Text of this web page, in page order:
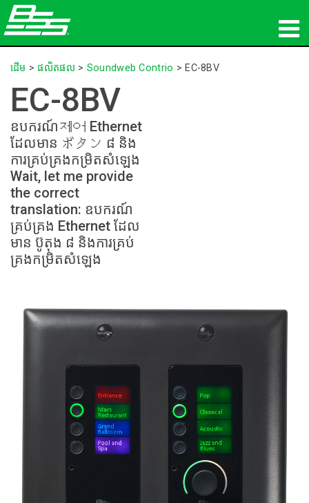
ផលិតផល
អូឌីយ៉ូបណ្ដាញ
កន្លែងទិញ
ព័ត៌មាន
បណ្ដុះបណ្ដាល
ការគាំទ្រ
ប្រវត្តិរបស់យើង
ដើម >ផលិតផល> Soundweb Contrio > EC-8BV
EC-8BV
ឧបករណ៍제어 Ethernet
ដែលមាន ボタン ៨ និង
ការគ្រប់គ្រងកម្រិតសំឡេង
Wait, let me provide
the correct
translation: ឧបករណ៍
គ្រប់គ្រង Ethernet ដែល
មាន ប៊ូតុង ៨ និងការគ្រប់
គ្រងកម្រិតសំឡេង